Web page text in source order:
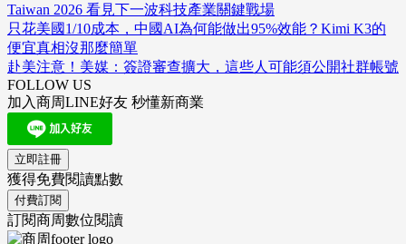
Taiwan 2026 看見下一波科技產業關鍵戰場
只花美國1/10成本，中國AI為何能做出95%效能？Kimi K3的
便宜真相沒那麼簡單
赴美注意！美媒：簽證審查擴大，這些人可能須公開社群帳號
FOLLOW US
加入商周LINE好友 秒懂新商業
立即註冊
獲得免費閱讀點數
付費訂閱
訂閱商周數位閱讀